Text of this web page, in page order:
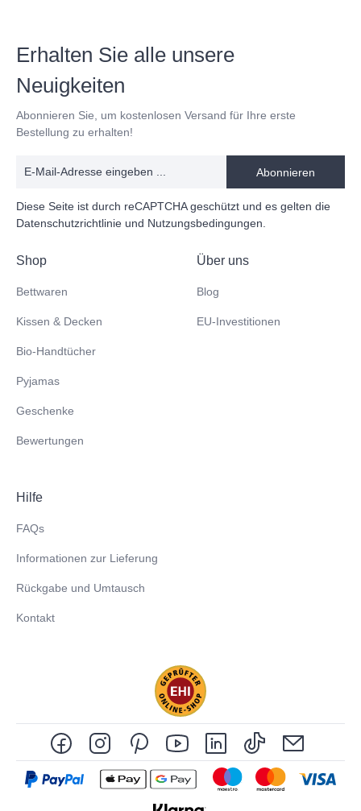
Shop
Bettwaren
Kissen & Decken
Bio-Handtücher
Pyjamas
Geschenke
Bewertungen
Über uns
Blog
EU-Investitionen
Hilfe
FAQs
Informationen zur Lieferung
Rückgabe und Umtausch
Kontakt
Erhalten Sie alle unsere
Neuigkeiten
Abonnieren Sie, um kostenlosen Versand für Ihre erste
Bestellung zu erhalten!
Abonnieren
Diese Seite ist durch reCAPTCHA geschützt und es gelten die
Datenschutzrichtlinie und Nutzungsbedingungen